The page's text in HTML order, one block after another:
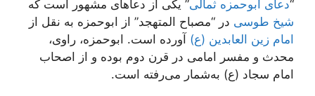
“دعای ابوحمزه ثمالی” یکی از دعاهای مشهور است که
شیخ طوسی در “مصباح المتهجد” از ابوحمزه به نقل از
امام زین العابدین (ع) آورده است. ابوحمزه، راوی،
محدث و مفسر امامی در قرن دوم بوده و از اصحاب
امام سجاد (ع) به‌شمار می‌رفته است.